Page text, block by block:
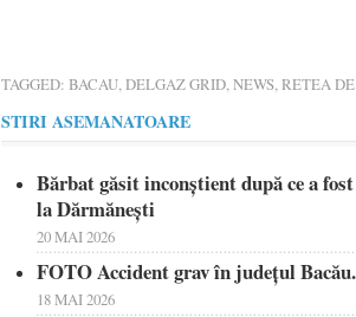
TAGGED: BACAU,DELGAZ GRID,NEWS,RETEA
STIRI ASEMANATOARE
Bărbat găsit inconştient după ce a
la Dărmăneşti
20 MAI 2026
FOTO Accident grav în judeţul
18 MAI 2026